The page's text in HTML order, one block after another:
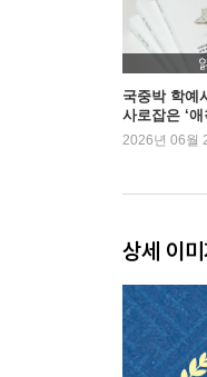
국중박 학예
사로잡은 ‘
24
2026년 06월
상세 이미